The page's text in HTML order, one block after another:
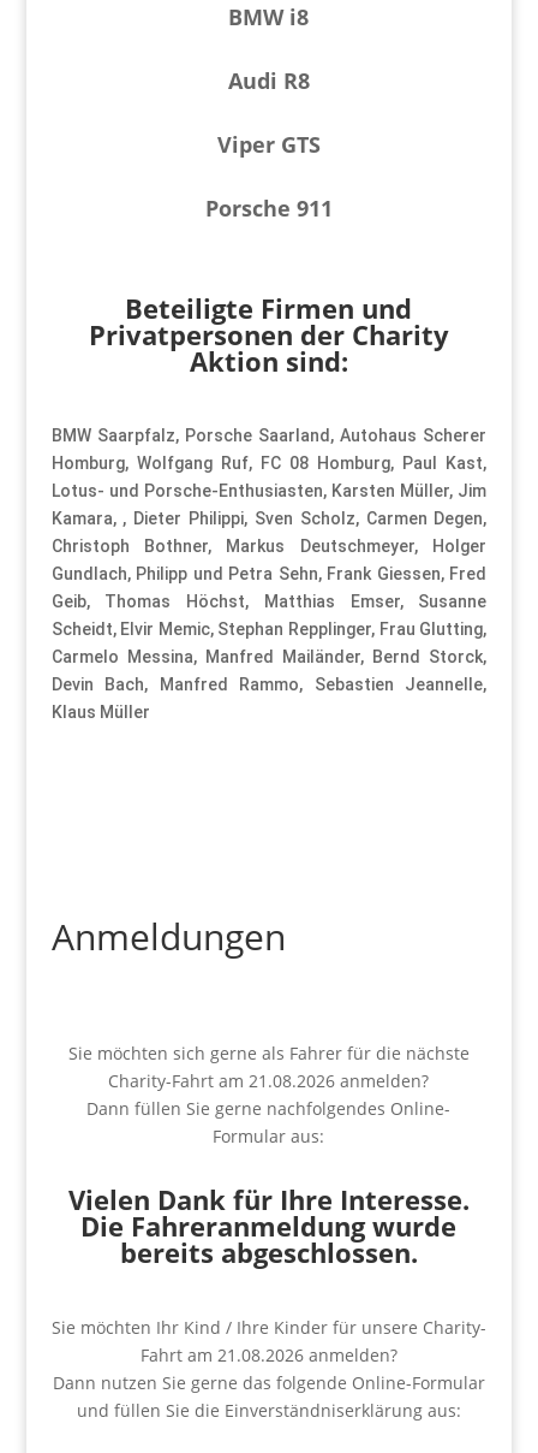
BMW i8
Audi R8
Viper GTS
Porsche 911
Beteiligte Firmen und
Privatpersonen der Charity
Aktion sind:
BMW Saarpfalz, Porsche Saarland, Autohaus Scherer
Homburg, Wolfgang Ruf, FC 08 Homburg, Paul Kast,
Lotus- und Porsche-Enthusiasten, Karsten Müller, Jim
Kamara, , Dieter Philippi, Sven Scholz, Carmen Degen,
Christoph Bothner, Markus Deutschmeyer, Holger
Gundlach, Philipp und Petra Sehn, Frank Giessen, Fred
Geib, Thomas Höchst, Matthias Emser, Susanne
Scheidt, Elvir Memic, Stephan Repplinger, Frau Glutting,
Carmelo Messina, Manfred Mailänder, Bernd Storck,
Devin Bach, Manfred Rammo, Sebastien Jeannelle,
Klaus Müller
Anmeldungen
Sie möchten sich gerne als Fahrer für die nächste
Charity-Fahrt am 21.08.2026 anmelden?
Dann füllen Sie gerne nachfolgendes Online-
Formular aus:
Vielen Dank für Ihre Interesse.
Die Fahreranmeldung wurde
bereits abgeschlossen.
Sie möchten Ihr Kind / Ihre Kinder für unsere Charity-
Fahrt am 21.08.2026 anmelden?
Dann nutzen Sie gerne das folgende Online-Formular
und füllen Sie die Einverständniserklärung aus: